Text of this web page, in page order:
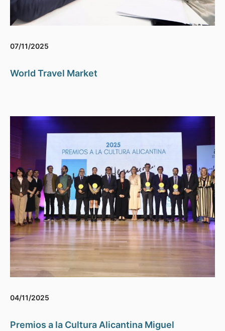
07/11/2025
World Travel Market
04/11/2025
Premios a la Cultura Alicantina Miguel